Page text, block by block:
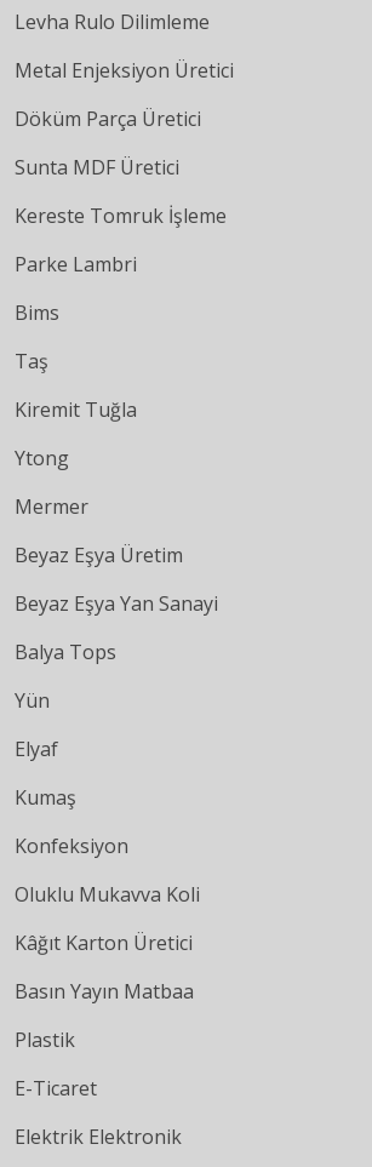
Levha Rulo Dilimleme
Metal Enjeksiyon Üretici
Döküm Parça Üretici
Sunta MDF Üretici
Kereste Tomruk İşleme
Parke Lambri
Bims
Taş
Kiremit Tuğla
Ytong
Mermer
Beyaz Eşya Üretim
Beyaz Eşya Yan Sanayi
Balya Tops
Yün
Elyaf
Kumaş
Konfeksiyon
Oluklu Mukavva Koli
Kâğıt Karton Üretici
Basın Yayın Matbaa
Plastik
E-Ticaret
Elektrik Elektronik